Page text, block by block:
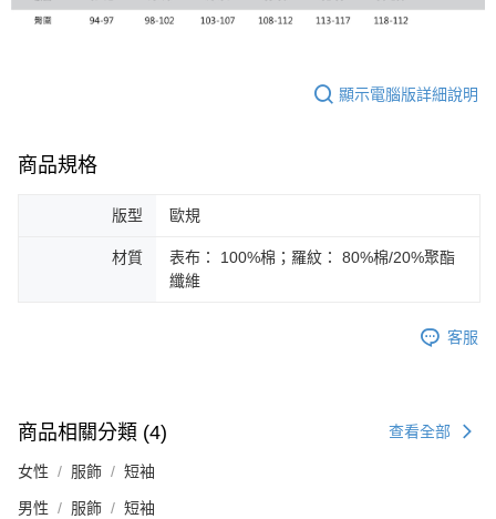
顯示電腦版詳細說明
商品規格
版型 歐規
材質
表布： 100%棉；羅紋： 80%棉/20%聚酯
纖維
客服
商品相關分類 (4) 查看全部
女性 服飾 短袖
男性 服飾 短袖